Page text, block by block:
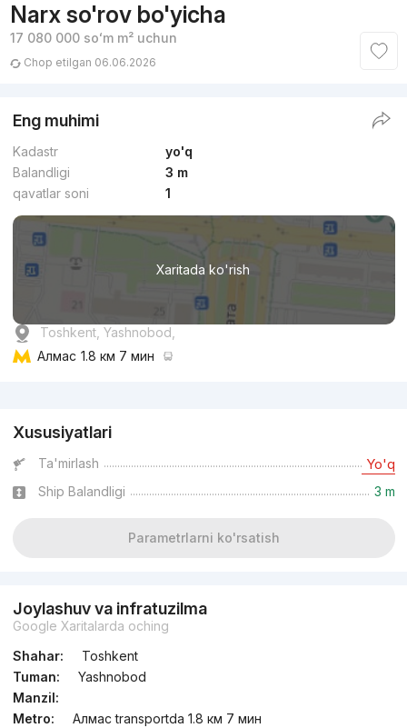
Narx so'rov bo'yicha
17 080 000 soʻmm² uchun
Chop etilgan 06.06.2026
Eng muhimi
Kadastr
yo'q
Balandligi
3 m
qavatlar soni
1
Xaritada ko'rish
Toshkent, Yashnobod,
Алмас 1.8 км 7 мин
Xususiyatlari
Ta'mirlash Yo'q
Ship Balandligi 3 m
Parametrlarni ko'rsatish
Joylashuv va infratuzilma
Google Xaritalarda oching
Shahar:
Toshkent
Tuman:
Yashnobod
Manzil:
Metro:
Алмас transportda 1.8 км 7 мин